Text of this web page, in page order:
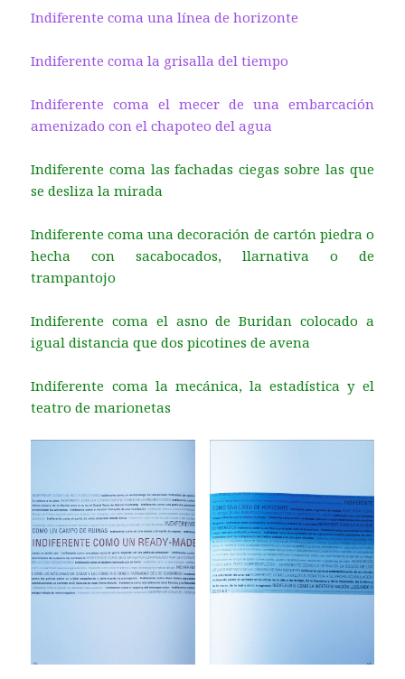
Indiferente coma una línea de horizonte
Indiferente coma la grisalla del tiempo
Indiferente coma el mecer de una embarcación
amenizado con el chapoteo del agua
Indiferente coma las fachadas ciegas sobre las que
se desliza la mirada
Indiferente coma una decoración de cartón piedra o
hecha con sacabocados, llarnativa o de
trampantojo
Indiferente coma el asno de Buridan colocado a
igual distancia que dos picotines de avena
Indiferente coma la mecánica, la estadística y el
teatro de marionetas